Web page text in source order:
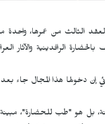
الثالث من عمرها، واحدة من
الرافدينية والآثار
إن دخولها هذا المجال جاء بعد
بل هو "طب للحضارة"، مبينة